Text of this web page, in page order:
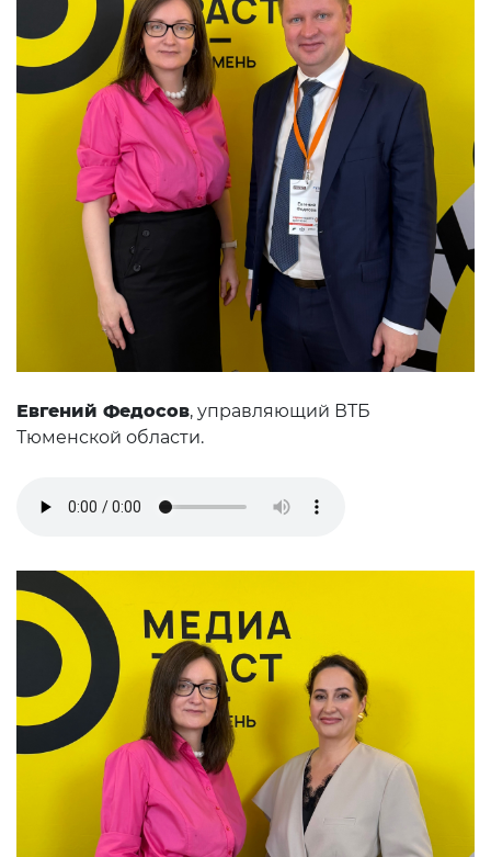
Евгений Федосов, управляющий ВТБ
Тюменской области.